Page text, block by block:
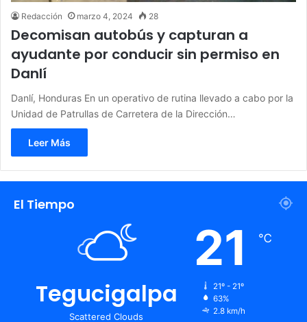
Redacción marzo 4, 2024 28
Decomisan autobús y capturan a
ayudante por conducir sin permiso en
Danlí
Danlí, Honduras En un operativo de rutina llevado a cabo por la
Unidad de Patrullas de Carretera de la Dirección…
Leer Más
El Tiempo
Tegucigalpa
Scattered Clouds
21 ℃
21º - 21º
63%
2.8 km/h